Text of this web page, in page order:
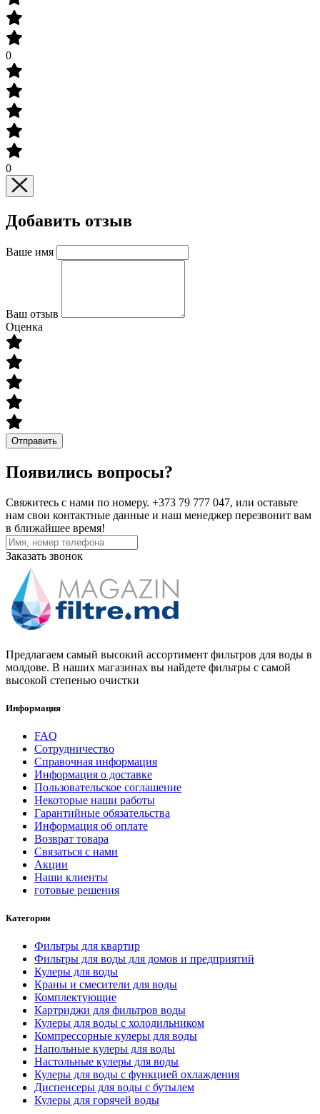
0
0
Добавить отзыв
Ваше имя
Ваш отзыв
Оценка
Отправить
Появились вопросы?
Свяжитесь с нами по номеру. +373 79 777 047, или оставьте
нам свои контактные данные и наш менеджер перезвонит вам
в ближайшее время!
Заказать звонок
Предлагаем самый высокий ассортимент фильтров для воды в
молдове. В наших магазинах вы найдете фильтры с самой
высокой степенью очистки
Информация
FAQ
Сотрудничество
Справочная информация
Информация о доставке
Пользовательское соглашение
Некоторые наши работы
Гарантийные обязательства
Информация об оплате
Возврат товара
Связаться с нами
Акции
Наши клиенты
готовые решения
Категории
Фильтры для квартир
Фильтры для воды для домов и предприятий
Кулеры для воды
Краны и смесители для воды
Комплектующие
Картриджи для фильтров воды
Кулеры для воды с холодильником
Компрессорные кулеры для воды
Напольные кулеры для воды
Настольные кулеры для воды
Кулеры для воды с функцией охлаждения
Диспенсеры для воды с бутылем
Кулеры для горячей воды